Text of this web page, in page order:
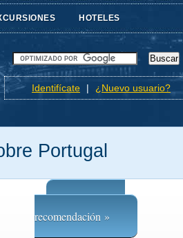
HOTELES
Identifícate | ¿Nuevo usuario?
Portugal
recomendación »